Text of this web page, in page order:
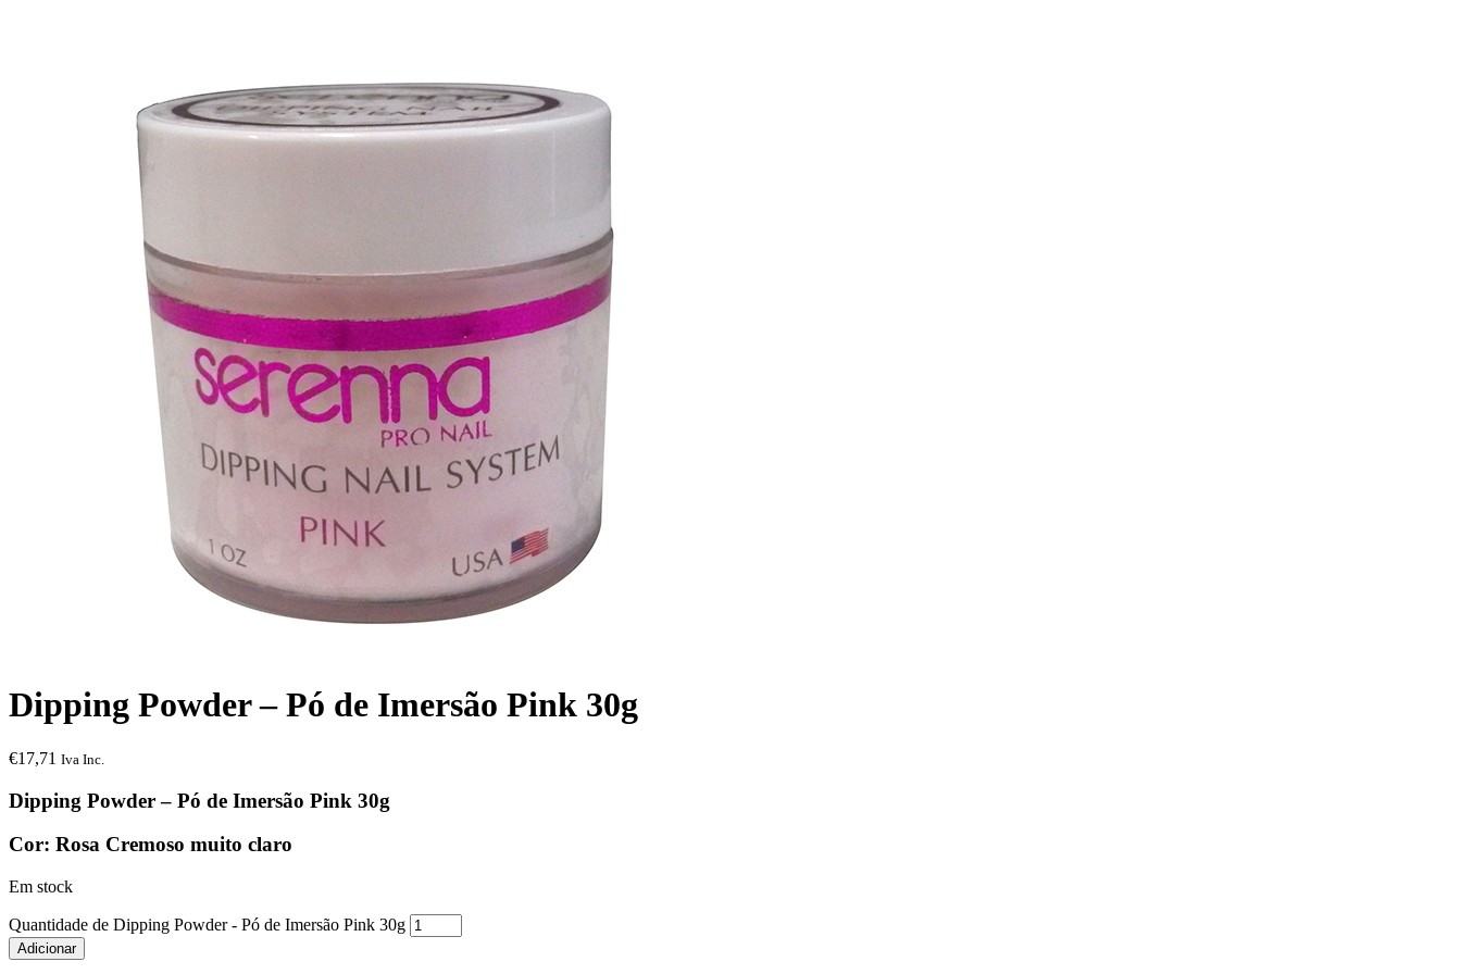
Dipping Powder – Pó de Imersão Pink 30g
€17,71 Iva Inc.
Dipping Powder – Pó de Imersão Pink 30g
Cor: Rosa Cremoso muito claro
Em stock
Quantidade de Dipping Powder - Pó de Imersão Pink 30g
Adicionar